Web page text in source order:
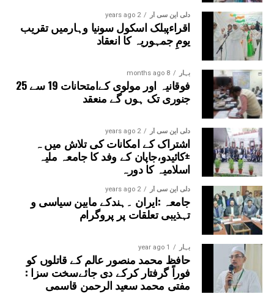
دلی این سی آر 2 years ago
اقراءپبلک اسکول سونیا وہارمیں تقریب
یومِ جمہوریہ کا انعقاد
بہار 8 months ago
فوقانیہ اور مولوی کےامتحانات 19 سے 25
جنوری تک ہوں گے منعقد
دلی این سی آر 2 years ago
اشتراک کے امکانات کی تلاش میں ہ
±کائیدو،جاپان کے وفد کا جامعہ ملیہ
اسلامیہ کا دورہ
دلی این سی آر 2 years ago
جامعہ :ایران ۔ہندکے مابین سیاسی و
تہذیبی تعلقات پر پروگرام
بہار 1 year ago
حافظ محمد منصور عالم کے قاتلوں کو
فوراً گرفتار کرکے دی جائےسخت سزا :
مفتی محمد سعید الرحمن قاسمی